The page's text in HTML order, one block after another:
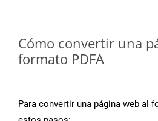
Cómo convertir una
formato PDFA
Para convertir una página web al